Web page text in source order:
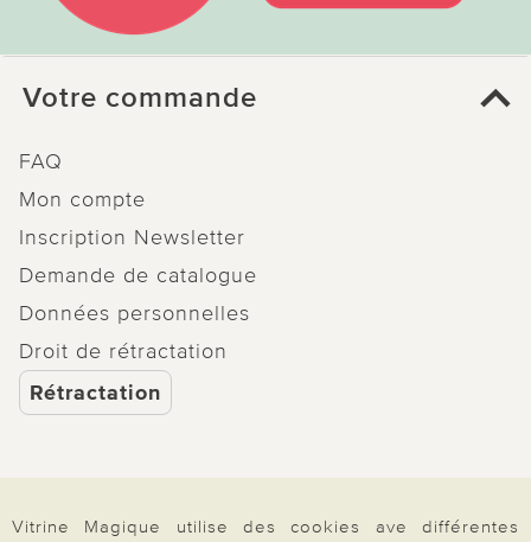
Votre commande
FAQ
Mon compte
Inscription Newsletter
Demande de catalogue
Données personnelles
Droit de rétractation
Rétractation
Paiement & Livraison
Vitrine Magique utilise des cookies ave différentes